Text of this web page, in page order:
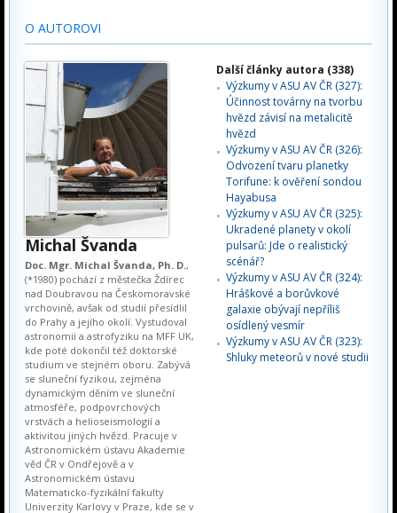
O AUTOROVI
Michal Švanda
Doc. Mgr. Michal Švanda, Ph. D.,
(*1980) pochází z městečka Ždírec
nad Doubravou na Českomoravské
vrchovině, avšak od studií přesídlil
do Prahy a jejího okolí. Vystudoval
astronomii a astrofyziku na MFF UK,
kde poté dokončil též doktorské
studium ve stejném oboru. Zabývá
se sluneční fyzikou, zejména
dynamickým děním ve sluneční
atmosféře, podpovrchových
vrstvách a helioseismologií a
aktivitou jiných hvězd. Pracuje v
Astronomickém ústavu Akademie
věd ČR v Ondřejově a v
Astronomickém ústavu
Matematicko-fyzikální fakulty
Univerzity Karlovy v Praze, kde se v
Další články autora (338)
Výzkumy v ASU AV ČR (327):
Účinnost továrny na tvorbu
hvězd závisí na metalicitě
hvězd
Výzkumy v ASU AV ČR (326):
Odvození tvaru planetky
Torifune: k ověření sondou
Hayabusa
Výzkumy v ASU AV ČR (325):
Ukradené planety v okolí
pulsarů: Jde o realistický
scénář?
Výzkumy v ASU AV ČR (324):
Hráškové a borůvkové
galaxie obývají nepříliš
osídlený vesmír
Výzkumy v ASU AV ČR (323):
Shluky meteorů v nové studii